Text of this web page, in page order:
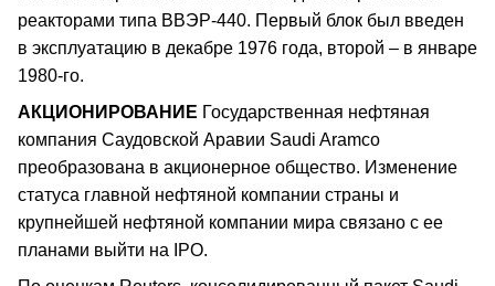
реакторами типа ВВЭР-440. Первый блок был введен
в эксплуатацию в декабре 1976 года, второй – в январе
1980-го.
АКЦИОНИРОВАНИЕ Государственная нефтяная
компания Саудовской Аравии Saudi Aramco
преобразована в акционерное общество. Изменение
статуса главной нефтяной компании страны и
крупнейшей нефтяной компании мира связано с ее
планами выйти на IPO.